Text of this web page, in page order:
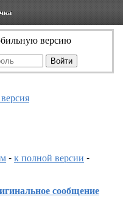
версию
-к полной версии -
сообщение